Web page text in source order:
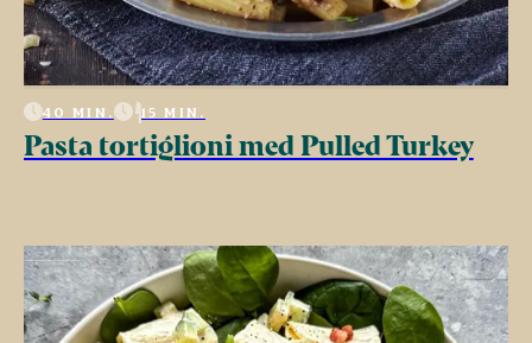
40 MIN. 15 MIN.
Pasta tortiglioni med Pulled Turkey